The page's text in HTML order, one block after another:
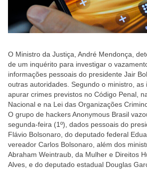
O Ministro da Justiça, André Mendonça,
de um inquérito para investigar o
informações pessoais do presidente Jair
outras autoridades. Segundo o ministro, as
apurar crimes previstos no Código Penal,
Nacional e na Lei das Organizações
O grupo de hackers Anonymous Brasil
segunda-feira (1º), dados pessoais do
Flávio Bolsonaro, do deputado federal
vereador Carlos Bolsonaro, além dos
Abraham Weintraub, da Mulher e Direitos
Alves, e do deputado estadual Douglas